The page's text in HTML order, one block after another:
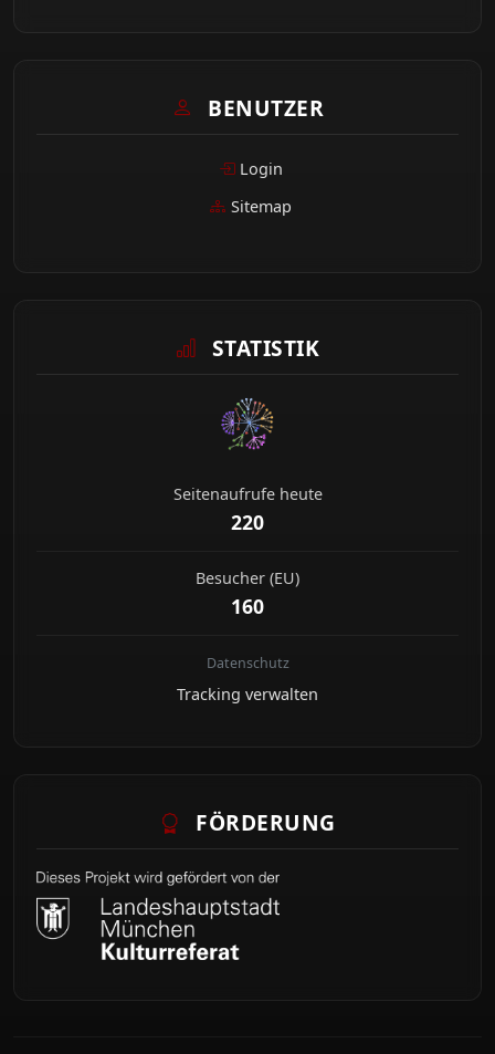
BENUTZER
Login
Sitemap
STATISTIK
Seitenaufrufe heute
220
Besucher (EU)
160
Datenschutz
Tracking verwalten
FÖRDERUNG